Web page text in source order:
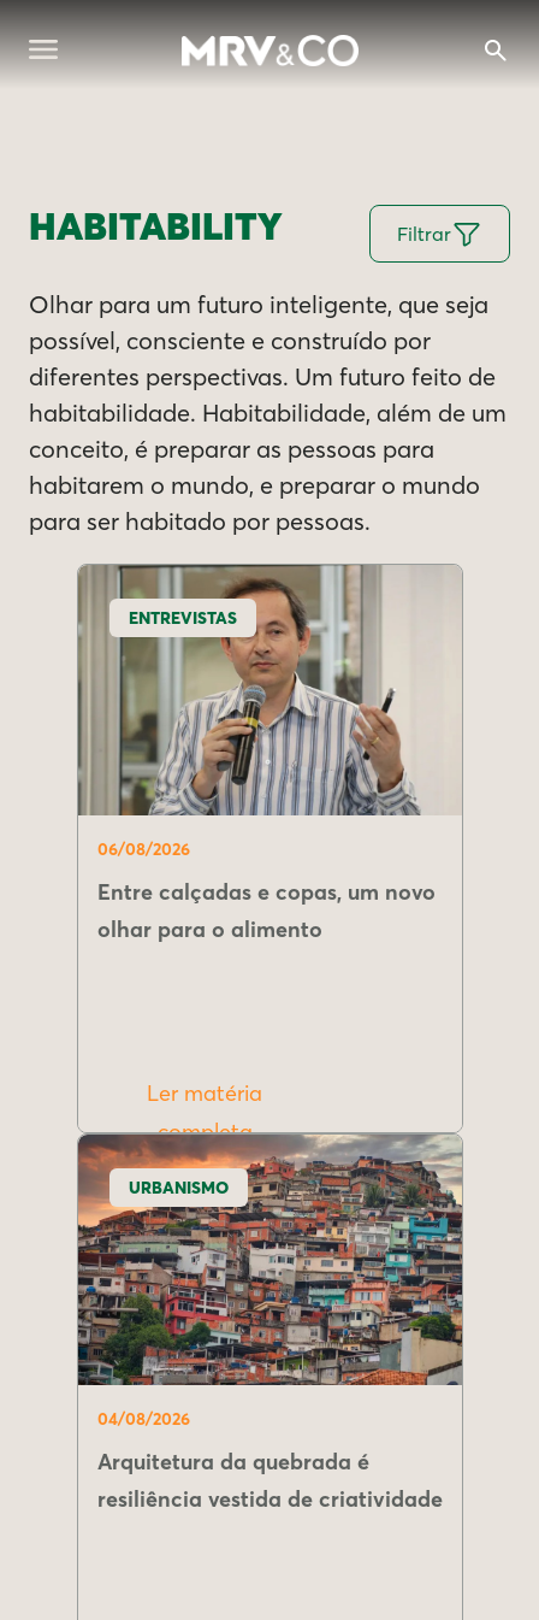
HABITABILITY Filtrar
Olhar para um futuro inteligente, que seja
possível, consciente e construído por
diferentes perspectivas. Um futuro feito de
habitabilidade. Habitabilidade, além de um
conceito, é preparar as pessoas para
habitarem o mundo, e preparar o mundo
para ser habitado por pessoas.
ENTREVISTAS
06/08/2026
Entre calçadas e copas, um novo
olhar para o alimento
Ler matéria
completa
URBANISMO
04/08/2026
Arquitetura da quebrada é
resiliência vestida de criatividade